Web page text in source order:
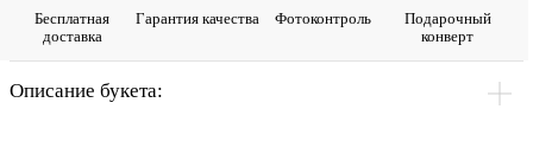
Бесплатная
доставка
Гарантия качества Фото­контроль
Подарочный
конверт
Описание букета: